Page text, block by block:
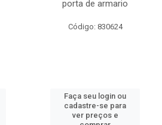
porta de armario
Código: 830624
Faça seu login ou
cadastre-se para
ver preços e